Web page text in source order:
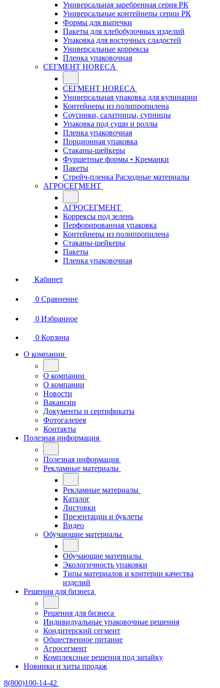
Универсальная заребренная серия РК
Универсальные контейнеры серии РК
Формы для выпечки
Пакеты для хлебобулочных изделий
Упаковка для восточных сладостей
Универсальные коррексы
Пленка упаковочная
СЕГМЕНТ HORECA
СЕГМЕНТ HORECA
Универсальная упаковка для кулинарии
Контейнеры из полипропилена
Соусники, салатницы, супницы
Упаковка под суши и роллы
Пленка упаковочная
Порционная упаковка
Стаканы-шейкеры
Фуршетные формы • Креманки
Пакеты
Стрейч-пленка Расходные материалы
АГРОСЕГМЕНТ
АГРОСЕГМЕНТ
Коррексы под зелень
Перфорированная упаковка
Контейнеры из полипропилена
Стаканы-шейкеры
Пакеты
Пленка упаковочная
Кабинет
0 Сравнение
0 Избранное
0 Корзина
О компании
О компании
О компании
Новости
Вакансии
Документы и сертификаты
Фотогалерея
Контакты
Полезная информация
Полезная информация
Рекламные материалы
Рекламные материалы
Каталог
Листовки
Презентации и буклеты
Видео
Обучающие материалы
Обучающие материалы
Экологичность упаковки
Типы материалов и критерии качества
изделий
Решения для бизнеса
Решения для бизнеса
Индивидуальные упаковочные решения
Кондитерский сегмент
Общественное питание
Агросегмент
Комплексные решения под запайку
Новинки и хиты продаж
8(800)100-14-42